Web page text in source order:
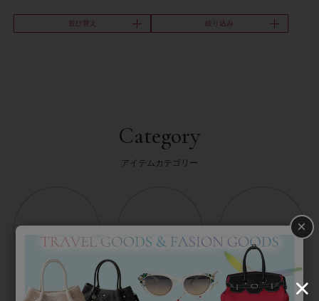
並び替え 絞り込み
Category
アイテムカテゴリー
×